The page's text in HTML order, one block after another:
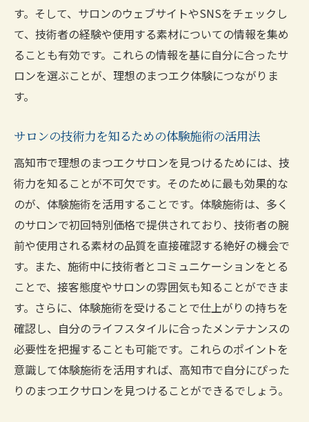
す。そして、サロンのウェブサイトやSNSをチェックし
て、技術者の経験や使用する素材についての情報を集め
ることも有効です。これらの情報を基に自分に合ったサ
ロンを選ぶことが、理想のまつエク体験につながりま
す。
サロンの技術力を知るための体験施術の活用法
高知市で理想のまつエクサロンを見つけるためには、技
術力を知ることが不可欠です。そのために最も効果的な
のが、体験施術を活用することです。体験施術は、多く
のサロンで初回特別価格で提供されており、技術者の腕
前や使用される素材の品質を直接確認する絶好の機会で
す。また、施術中に技術者とコミュニケーションをとる
ことで、接客態度やサロンの雰囲気も知ることができま
す。さらに、体験施術を受けることで仕上がりの持ちを
確認し、自分のライフスタイルに合ったメンテナンスの
必要性を把握することも可能です。これらのポイントを
意識して体験施術を活用すれば、高知市で自分にぴった
りのまつエクサロンを見つけることができるでしょう。